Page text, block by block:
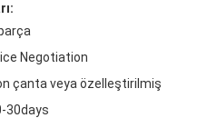
Negotiation
çanta veya özelleştirilmiş
30days